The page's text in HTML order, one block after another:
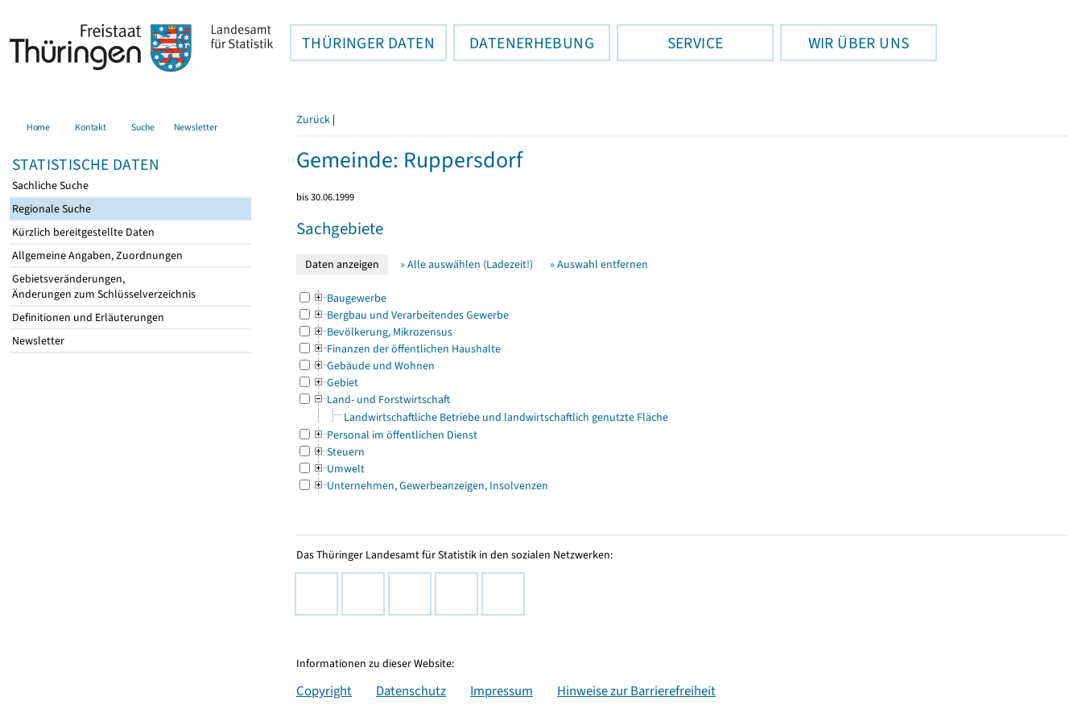
THÜRINGER DATEN DATENERHEBUNG SERVICE WIR ÜBER UNS
Home Kontakt Suche Newsletter
STATISTISCHE DATEN
Sachliche Suche
Regionale Suche
Kürzlich bereitgestellte Daten
Allgemeine Angaben, Zuordnungen
Gebietsveränderungen,
Änderungen zum Schlüsselverzeichnis
Definitionen und Erläuterungen
Newsletter
Zurück |
Gemeinde: Ruppersdorf
bis 30.06.1999
Sachgebiete
» Alle auswählen (Ladezeit!) » Auswahl entfernen
Baugewerbe
Bergbau und Verarbeitendes Gewerbe
Bevölkerung, Mikrozensus
Finanzen der öffentlichen Haushalte
Gebäude und Wohnen
Gebiet
Land- und Forstwirtschaft
Landwirtschaftliche Betriebe und landwirtschaftlich genutzte Fläche
Personal im öffentlichen Dienst
Steuern
Umwelt
Unternehmen, Gewerbeanzeigen, Insolvenzen
Das Thüringer Landesamt für Statistik in den sozialen Netzwerken:
Informationen zu dieser Website:
Copyright Datenschutz Impressum Hinweise zur Barrierefreiheit